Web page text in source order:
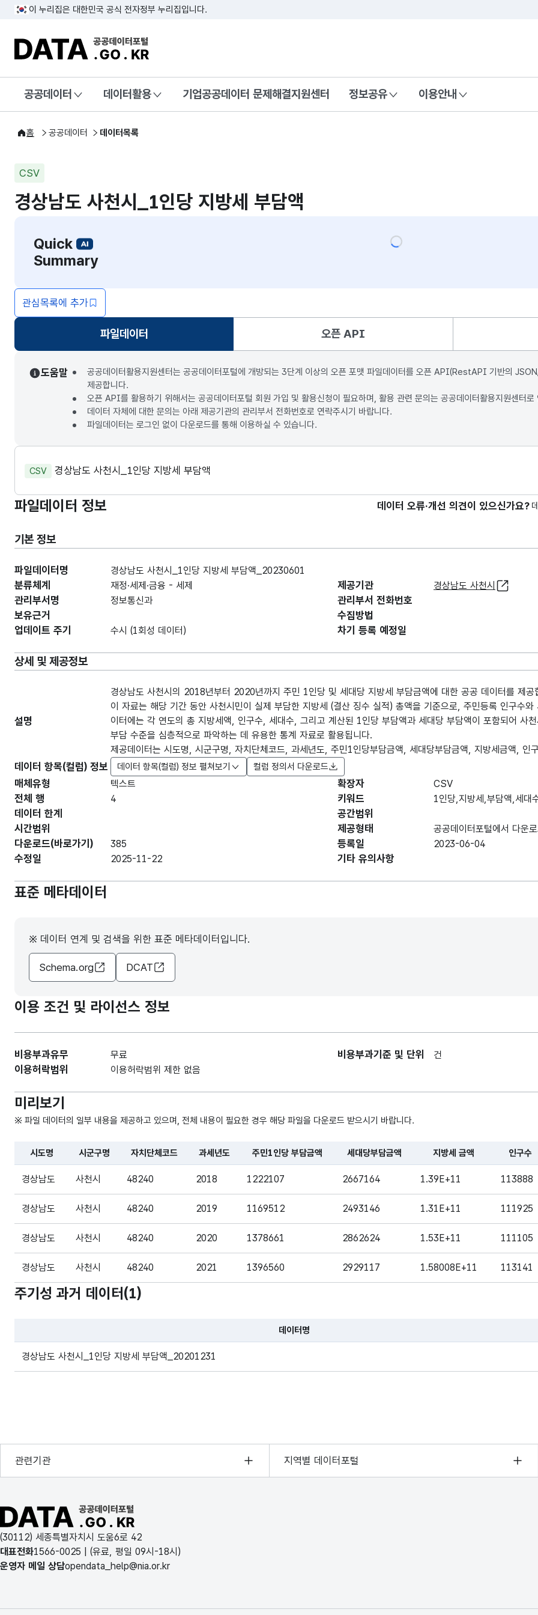
이 누리집은 대한민국 공식 전자정부 누리집입니다.
DATA.GO.KR 공공데이터포털
공공데이터 데이터활용 기업공공데이터 문제해결지원센터 정보공유 이용안내
홈 공공데이터 데이터목록
CSV
경상남도 사천시_1인당 지방세 부담액
Quick
Summary
관심목록에 추가
파일데이터
선택됨
오픈 API
도움말
공공데이터활용지원센터는 공공데이터포털에 개방되는 3단계 이상의 오픈 포맷 파일데이터를 오픈 API(RestAPI 기반의
제공합니다.
오픈 API를 활용하기 위해서는 공공데이터포털 회원 가입 및 활용신청이 필요하며, 활용 관련 문의는 공공데이터활용지원센터로
데이터 자체에 대한 문의는 아래 제공기관의 관리부서 전화번호로 연락주시기 바랍니다.
파일데이터는 로그인 없이 다운로드를 통해 이용하실 수 있습니다.
CSV 경상남도 사천시_1인당 지방세 부담액
파일데이터 정보 데이터 오류·개선 의견이 있으신가요?
기본 정보
파일데이터명 경상남도 사천시_1인당 지방세 부담액_20230601
분류체계 재정·세제·금융 - 세제 제공기관 경상남도 사천시
관리부서명 정보통신과
관리부서 전화번호
보유근거
수집방법
업데이트 주기
수시 (1회성 데이터) 차기 등록 예정일
상세 및 제공정보
설명
경상남도 사천시의 2018년부터 2020년까지 주민 1인당 및 세대당 지방세 부담금액에 대한 공공 데이터를 제공
이 자료는 해당 기간 동안 사천시민이 실제 부담한 지방세 (결산 징수 실적) 총액을 기준으로, 주민등록 인구수와
이터에는 각 연도의 총 지방세액, 인구수, 세대수, 그리고 계산된 1인당 부담액과 세대당 부담액이 포함되어 사
부담 수준을 심층적으로 파악하는 데 유용한 통계 자료로 활용됩니다.
제공데이터는 시도명, 시군구명, 자치단체코드, 과세년도, 주민1인당부담금액, 세대당부담금액, 지방세금액, 인
데이터 항목(컬럼) 정보 데이터 항목(컬럼) 정보 펼쳐보기 컬럼 정의서 다운로드
데이터 항목 표로 항목명, 항목명(영문명), 항
항목명
항목명
(영문명)
시도명 시도명
시군구명 시군구명
세대당부담금액
세대수
매체유형 텍스트 확장자 CSV
전체 행 4 키워드 1인당,지방세,부담액,세대
데이터 한계
공간범위
시간범위
제공형태 공공데이터포털에서 다운
다운로드(바로가기) 385 등록일 2023-06-04
수정일 2025-11-22 기타 유의사항
표준 메타데이터
※ 데이터 연계 및 검색을 위한 표준 메타데이터입니다.
Schema.org DCAT
이용 조건 및 라이선스 정보
비용부과유무 무료 비용부과기준 및 단위 건
이용허락범위 이용허락범위 제한 없음
미리보기
※ 파일 데이터의 일부 내용을 제공하고 있으며, 전체 내용이 필요한 경우 해당 파일을 다운로드 받으시기 바랍니다.
파일 데이터의 일부 내용의 표로 센터명, 프로그램명, 강습요일, 시간, 장소로 구성되어있습니다.
시도명 시군구명 자치단체코드 과세년도 주민1인당 부담금액 세대당부담금액 지방세 금액 인구수
경상남도 사천시 48240 2018 1222107 2667164 1.39E+11 113888
경상남도 사천시 48240 2019 1169512 2493146 1.31E+11 111925
경상남도 사천시 48240 2020 1378661 2862624 1.53E+11 111105
경상남도 사천시 48240 2021 1396560 2929117 1.58008E+11 113141
주기성 과거 데이터(1)
파일 데이터의 과거 데이터표로 데이터명, 등록일로 구성되어있습니다.
데이터명
경상남도 사천시_1인당 지방세 부담액_20201231
관련기관
행정안전부
한국지능정보사회진흥원
국가정보자원관리원
한국지역정보개발원
지역별 데이터포털
서울 열린데이터광장
경기데이터드림
공공데이터포털 바로가기
(30112) 세종특별자치시 도움6로 42
대표전화1566-0025 | (유료, 평일 09시-18시)
운영자 메일 상담opendata_help@nia.or.kr